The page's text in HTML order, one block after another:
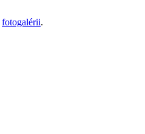
fotogalérii.